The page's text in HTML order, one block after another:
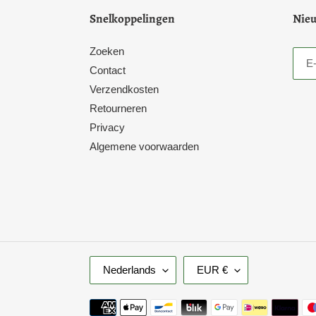
Snelkoppelingen
Zoeken
Contact
Verzendkosten
Retourneren
Privacy
Algemene voorwaarden
T
A
A
Nederlands
V
A
L
EUR €
Betaalmethoden